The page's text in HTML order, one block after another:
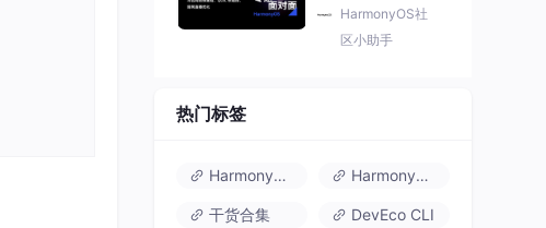
7（API 26） 新特
性解读
HarmonyOS社
区小助手
热门标签
HarmonyOS 6 HarmonyOS 7.0
干货合集 DevEco CLI